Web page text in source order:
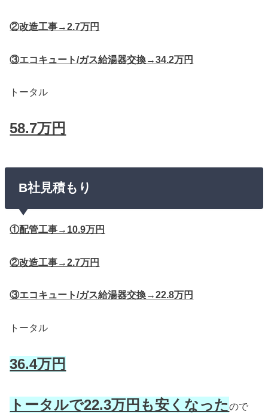
②改造工事→2.7万円
③エコキュート/ガス給湯器交換→34.2万円
トータル
58.7万円
B社見積もり
①配管工事→10.9万円
②改造工事→2.7万円
③エコキュート/ガス給湯器交換→22.8万円
トータル
36.4万円
トータルで22.3万円も安くなったので